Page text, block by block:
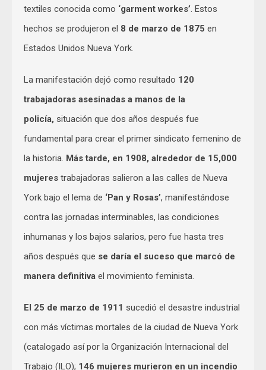
textiles conocida como ‘garment workes’. Estos
hechos se produjeron el 8 de marzo de 1875 en
Estados Unidos Nueva York.
La manifestación dejó como resultado 120
trabajadoras asesinadas a manos de la
policía, situación que dos años después fue
fundamental para crear el primer sindicato femenino de
la historia. Más tarde, en 1908, alrededor de 15,000
mujeres trabajadoras salieron a las calles de Nueva
York bajo el lema de ‘Pan y Rosas’, manifestándose
contra las jornadas interminables, las condiciones
inhumanas y los bajos salarios, pero fue hasta tres
años después que se daría el suceso que marcó de
manera definitiva el movimiento feminista.
El 25 de marzo de 1911 sucedió el desastre industrial
con más víctimas mortales de la ciudad de Nueva York
(catalogado así por la Organización Internacional del
Trabajo (ILO); 146 mujeres murieron en un incendio